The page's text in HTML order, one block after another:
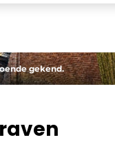
gekend.